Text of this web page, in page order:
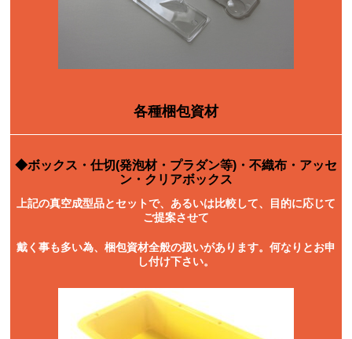
各種梱包資材
◆ボックス・仕切(発泡材・プラダン等)・不織布・アッセ
ン・クリアボックス
上記の真空成型品とセットで、あるいは比較して、目的に応じて
ご提案させて
戴く事も多い為、梱包資材全般の扱いがあります。何なりとお申
し付け下さい。